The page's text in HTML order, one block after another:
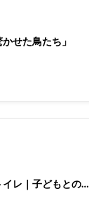
せた鳥たち」
イレ｜子どもとの…